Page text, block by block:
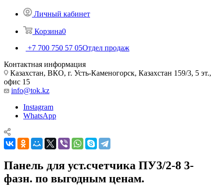
Личный кабинет
Корзина0
+7 700 750 57 05Отдел продаж
Контактная информация
Казахстан, ВКО, г. Усть-Каменогорск, Казахстан 159/3, 5 эт.,
офис 15
info@tok.kz
Instagram
WhatsApp
Панель для уст.счетчика ПУ3/2-8 3-
фазн. по выгодным ценам.